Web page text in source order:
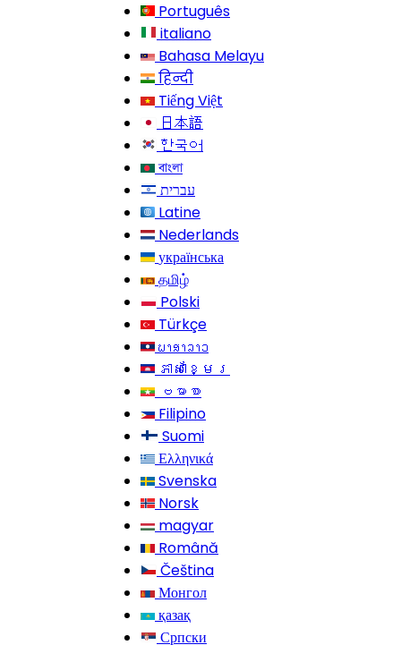
Português
italiano
Bahasa Melayu
हिन्दी
Tiếng Việt
日本語
한국어
বাংলা
עברית
Latine
Nederlands
українська
தமிழ்
Polski
Türkçe
ພາສາລາວ
ភាសាខ្មែរ
ဗမာစာ
Filipino
Suomi
Ελληνικά
Svenska
Norsk
magyar
Română
Čeština
Монгол
қазақ
Српски